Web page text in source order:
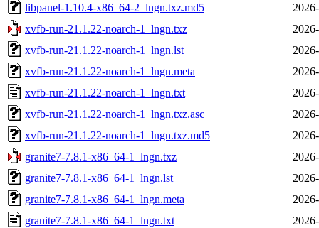
libpanel-1.10.4-x86_64-2_lngn.txz.md5
xvfb-run-21.1.22-noarch-1_lngn.txz
xvfb-run-21.1.22-noarch-1_lngn.lst
xvfb-run-21.1.22-noarch-1_lngn.meta
xvfb-run-21.1.22-noarch-1_lngn.txt
xvfb-run-21.1.22-noarch-1_lngn.txz.asc
xvfb-run-21.1.22-noarch-1_lngn.txz.md5
granite7-7.8.1-x86_64-1_lngn.txz
granite7-7.8.1-x86_64-1_lngn.lst
granite7-7.8.1-x86_64-1_lngn.meta
granite7-7.8.1-x86_64-1_lngn.txt